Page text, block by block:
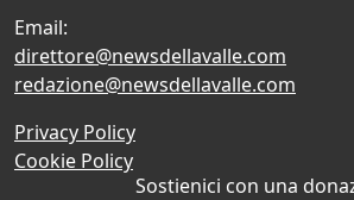
Email:
direttore@newsdellavalle.com
redazione@newsdellavalle.com
Privacy Policy
Cookie Policy
Sostienici con una